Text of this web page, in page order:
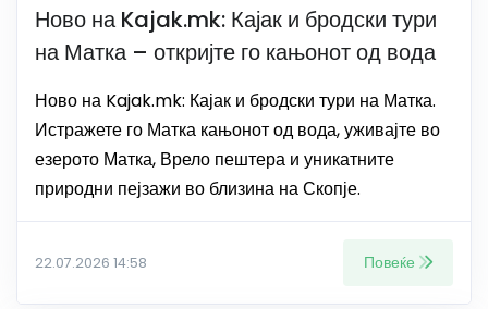
Ново на Kajak.mk: Кајак и бродски тури
на Матка – откријте го кањонот од вода
Ново на Kajak.mk: Кајак и бродски тури на Матка.
Истражете го Матка кањонот од вода, уживајте во
езерото Матка, Врело пештера и уникатните
природни пејзажи во близина на Скопје.
22.07.2026 14:58 Повеќе